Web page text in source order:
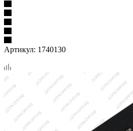
Артикул: 1740130